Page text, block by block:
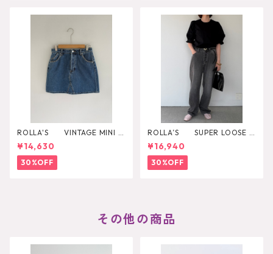
ROLLA'S VINTAGE MINI D
AZZLER
¥14,630
30%OFF
ROLLA’S SUPER LOOSE B
LACK STONE
¥16,940
30%OFF
その他の商品